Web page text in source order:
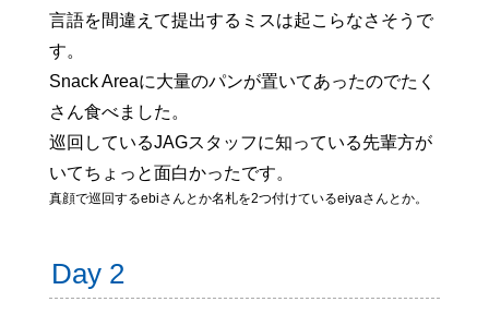
言語を間違えて提出するミスは起こらなさそうで
す。
Snack Areaに大量のパンが置いてあったのでたく
さん食べました。
巡回しているJAGスタッフに知っている先輩方が
いてちょっと面白かったです。
真顔で巡回するebiさんとか名札を2つ付けているeiyaさんとか。
Day 2